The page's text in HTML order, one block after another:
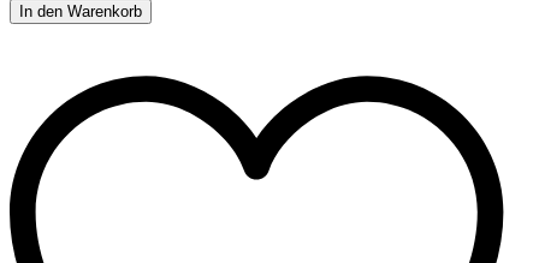
In den Warenkorb